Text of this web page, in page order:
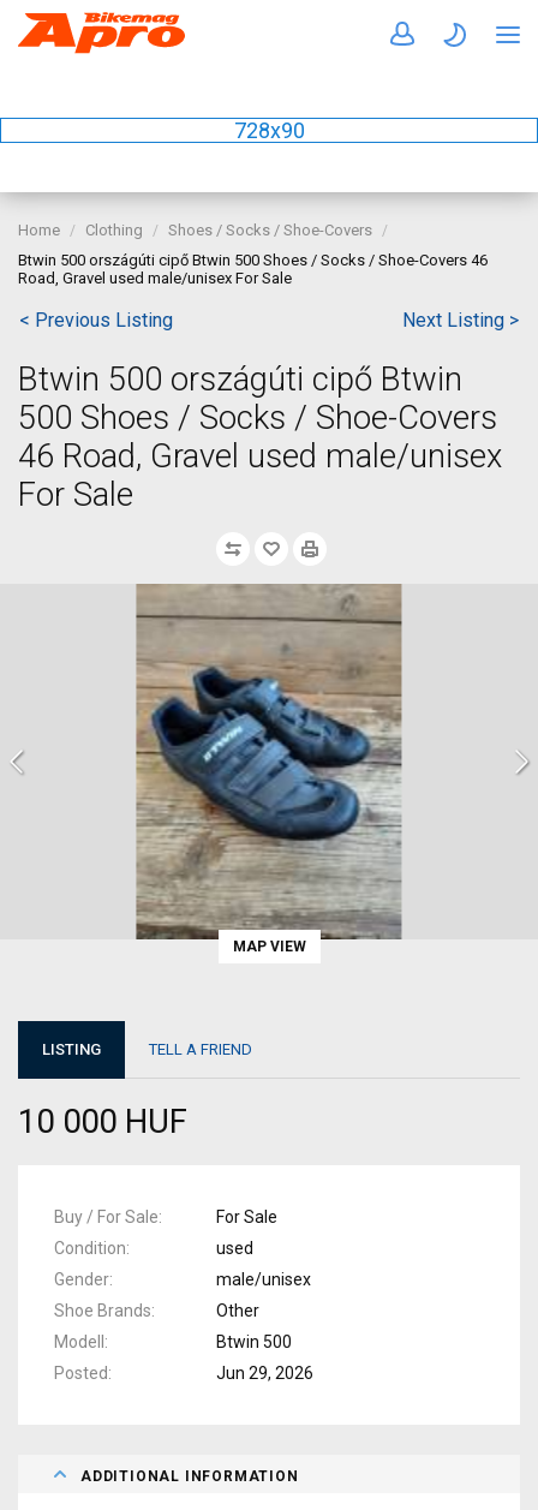
728x90
Home Clothing
Shoes / Socks / Shoe-Covers
Btwin 500 országúti cipő Btwin 500 Shoes / Socks / Shoe-Covers 46
Road, Gravel used male/unisex For Sale
< Previous Listing Next Listing >
Btwin 500 országúti cipő Btwin
500 Shoes / Socks / Shoe-Covers
46 Road, Gravel used male/unisex
For Sale
MAP VIEW
LISTING TELL A FRIEND
10 000 HUF
Buy / For Sale
For Sale
Condition
used
Gender
male/unisex
Shoe Brands
Other
Modell
Btwin 500
Posted
Jun 29, 2026
ADDITIONAL INFORMATION